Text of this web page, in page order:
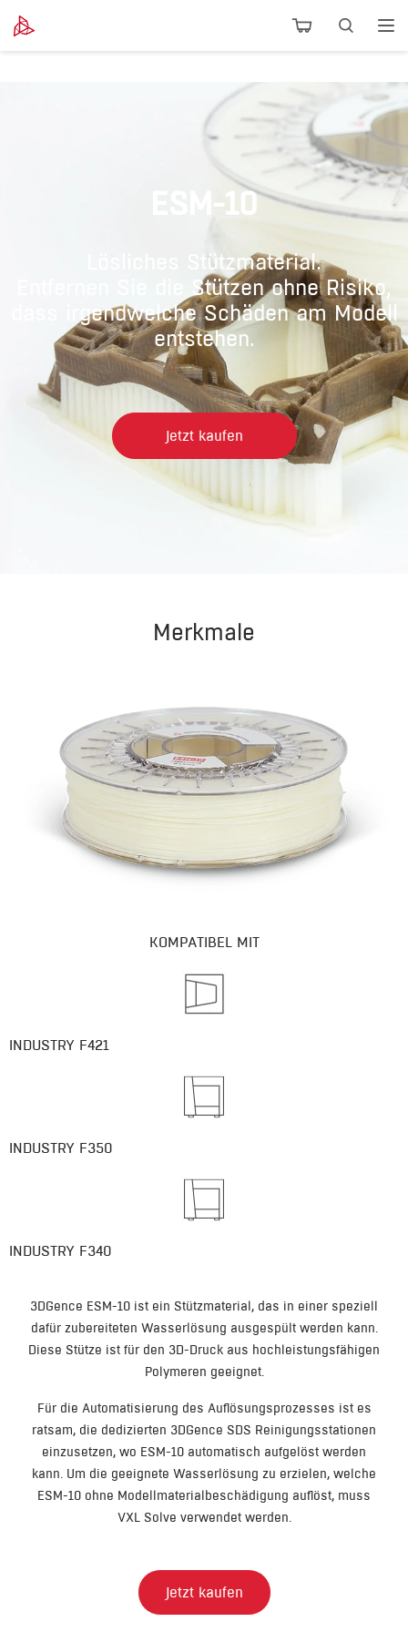
ESM-10
Lösliches Stützmaterial.
Entfernen Sie die Stützen ohne Risiko,
dass irgendwelche Schäden am Modell
entstehen.
Jetzt kaufen
Merkmale
KOMPATIBEL MIT
INDUSTRY F421
INDUSTRY F350
INDUSTRY F340​
3DGence ESM-10 ist ein Stützmaterial, das in einer speziell
dafür zubereiteten Wasserlösung ausgespült werden kann.
Diese Stütze ist für den 3D-Druck aus hochleistungsfähigen
Polymeren geeignet.
Für die Automatisierung des Auflösungsprozesses ist es
ratsam, die dedizierten 3DGence SDS Reinigungsstationen
einzusetzen, wo ESM-10 automatisch aufgelöst werden
kann. Um die geeignete Wasserlösung zu erzielen, welche
ESM-10 ohne Modellmaterialbeschädigung auflöst, muss
VXL Solve verwendet werden.
Jetzt kaufen